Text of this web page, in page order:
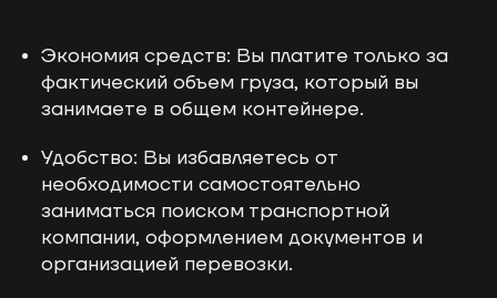
Экономия средств: Вы платите только за
фактический объем груза, который вы
занимаете в общем контейнере.
Удобство: Вы избавляетесь от
необходимости самостоятельно
заниматься поиском транспортной
компании, оформлением документов и
организацией перевозки.